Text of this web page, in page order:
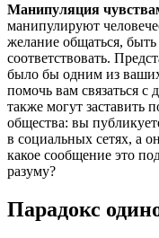
Манипуляция
манипулируют
желание общаться,
соответствовать.
было бы одним из
помочь вам связаться
также могут заставить
общества: вы
в социальных сетях, а
какое сообщение это
разуму?
Парадокс